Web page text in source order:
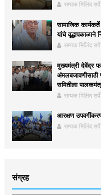
सम्यक मिलिंद सर्पे
सामाजिक
यांचे वृद्धापकाळाने
सम्यक मिलिंद सर्पे
मुख्यमंत्री देवेंद्र
अंमलबजावणीसाठी
समितीला
सम्यक मिलिंद सर्पे
आरक्षण
सम्यक मिलिंद सर्पे
संग्रह